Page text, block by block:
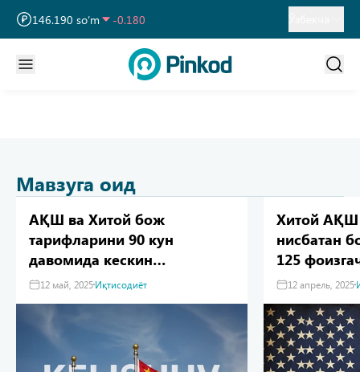
146.190 so‘m
-0.180
11 915.640 so‘m
28.920
Мавзуга оид
АҚШ ва Хитой бож
тарифларини 90 кун
давомида кескин
пасайтиришга келишиб
олди — Bloomberg
12 май, 2025Иқтисодиёт
Хитой АҚШ
нисбатан
125
12 апрель, 2025